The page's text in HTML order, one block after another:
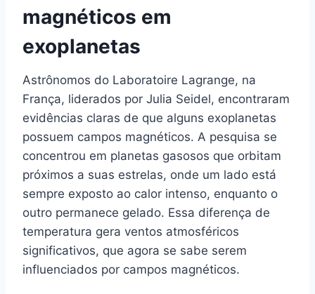
magnéticos em
exoplanetas
Astrônomos do Laboratoire Lagrange, na
França, liderados por Julia Seidel, encontraram
evidências claras de que alguns exoplanetas
possuem campos magnéticos. A pesquisa se
concentrou em planetas gasosos que orbitam
próximos a suas estrelas, onde um lado está
sempre exposto ao calor intenso, enquanto o
outro permanece gelado. Essa diferença de
temperatura gera ventos atmosféricos
significativos, que agora se sabe serem
influenciados por campos magnéticos.